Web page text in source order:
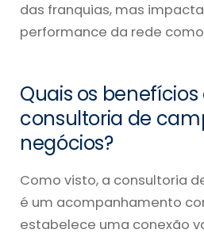
das franquias, mas
performance da rede
Quais os benefícios
consultoria de
negócios?
Como visto, a consultoria
é um acompanhamento
estabelece uma conexão